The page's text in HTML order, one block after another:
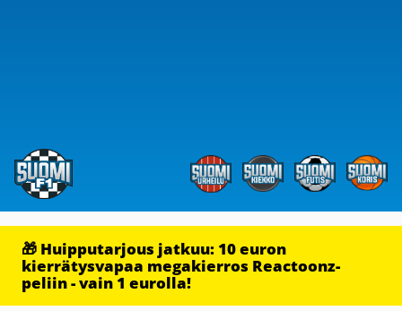
🎁 Huipputarjous jatkuu: 10 euron
kierrätysvapaa megakierros Reactoonz-
peliin - vain 1 eurolla!